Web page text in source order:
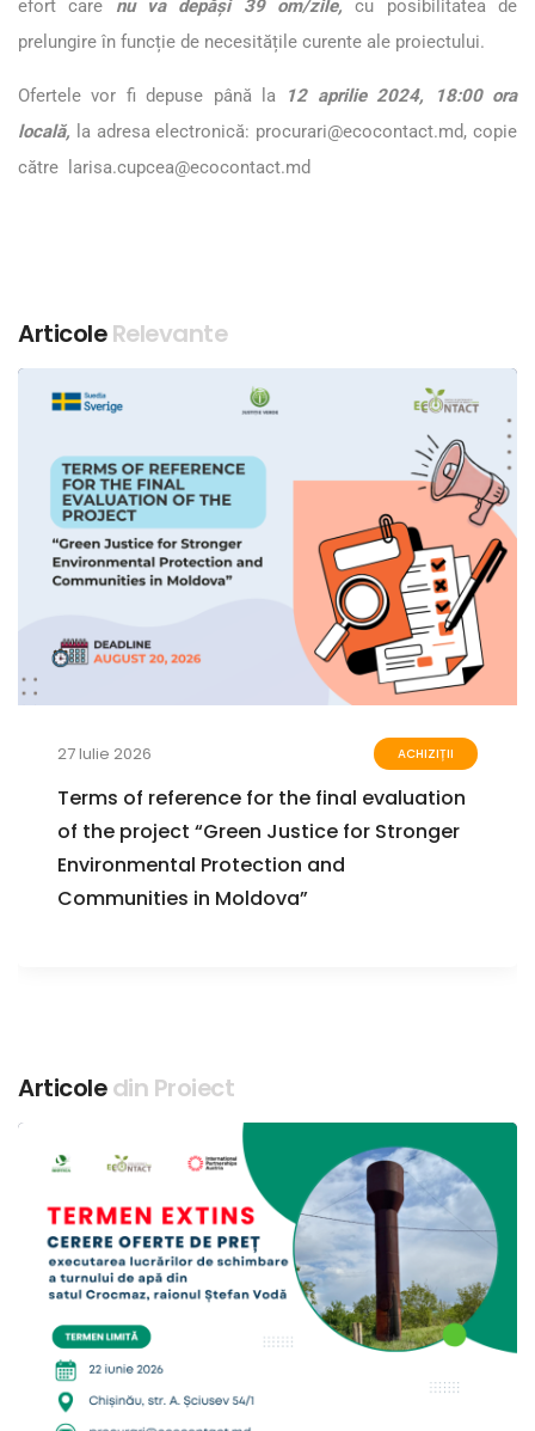
efort care nu va depăși 39 om/zile,cu posibilitatea de
prelungire în funcție de necesitățile curente ale proiectului.
Ofertele vor fi depuse până la
12 aprilie 2024, 18:00 ora
locală, la adresa electronică: procurari@ecocontact.md, copie
către
larisa.cupcea@ecocontact.md
ArticoleRelevante
27 Iulie 2026 ACHIZIȚII
Terms of reference for the final evaluation
of the project “Green Justice for Stronger
Environmental Protection and
Communities in Moldova”
Articoledin Proiect